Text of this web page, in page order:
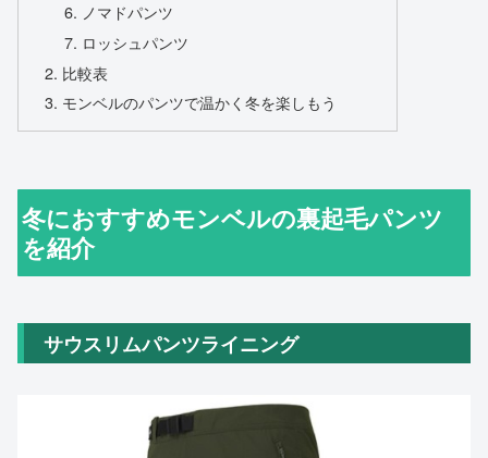
ノマドパンツ
ロッシュパンツ
比較表
モンベルのパンツで温かく冬を楽しもう
冬におすすめモンベルの裏起毛パンツ
を紹介
サウスリムパンツライニング